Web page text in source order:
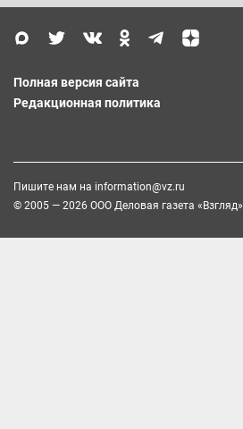
Полная версия сайта
Редакционная политика
Пишите нам на information@vz.ru
© 2005 — 2026 ООО Деловая газета «Взгляд»